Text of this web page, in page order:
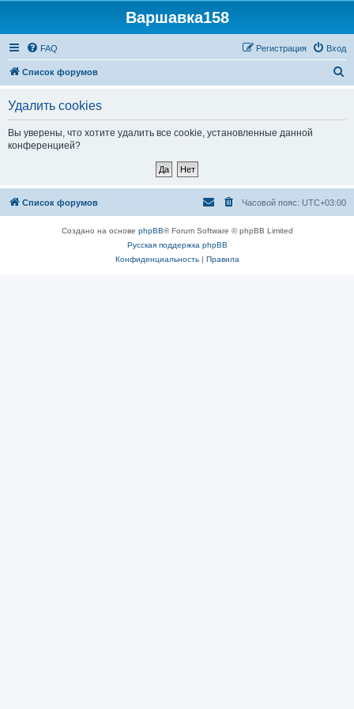
Варшавка158
FAQ Вход
Регистрация
Список форумов
Удалить cookies
Вы уверены, что хотите удалить все cookie, установленные данной
конференцией?
Список форумов Часовой пояс: UTC+03:00
Создано на основе phpBB® Forum Software © phpBB Limited
Русская поддержка phpBB
Конфиденциальность| Правила